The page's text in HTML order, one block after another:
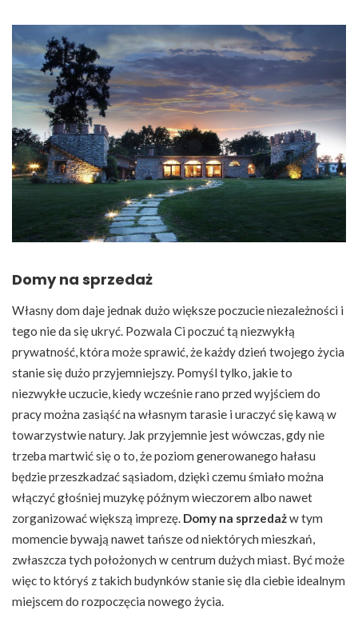
Domy na sprzedaż
Własny dom daje jednak dużo większe poczucie niezależności i
tego nie da się ukryć. Pozwala Ci poczuć tą niezwykłą
prywatność, która może sprawić, że każdy dzień twojego życia
stanie się dużo przyjemniejszy. Pomyśl tylko, jakie to
niezwykłe uczucie, kiedy wcześnie rano przed wyjściem do
pracy można zasiąść na własnym tarasie i uraczyć się kawą w
towarzystwie natury. Jak przyjemnie jest wówczas, gdy nie
trzeba martwić się o to, że poziom generowanego hałasu
będzie przeszkadzać sąsiadom, dzięki czemu śmiało można
włączyć głośniej muzykę późnym wieczorem albo nawet
zorganizować większą imprezę. Domy na sprzedażw tym
momencie bywają nawet tańsze od niektórych mieszkań,
zwłaszcza tych położonych w centrum dużych miast. Być może
więc to któryś z takich budynków stanie się dla ciebie idealnym
miejscem do rozpoczęcia nowego życia.